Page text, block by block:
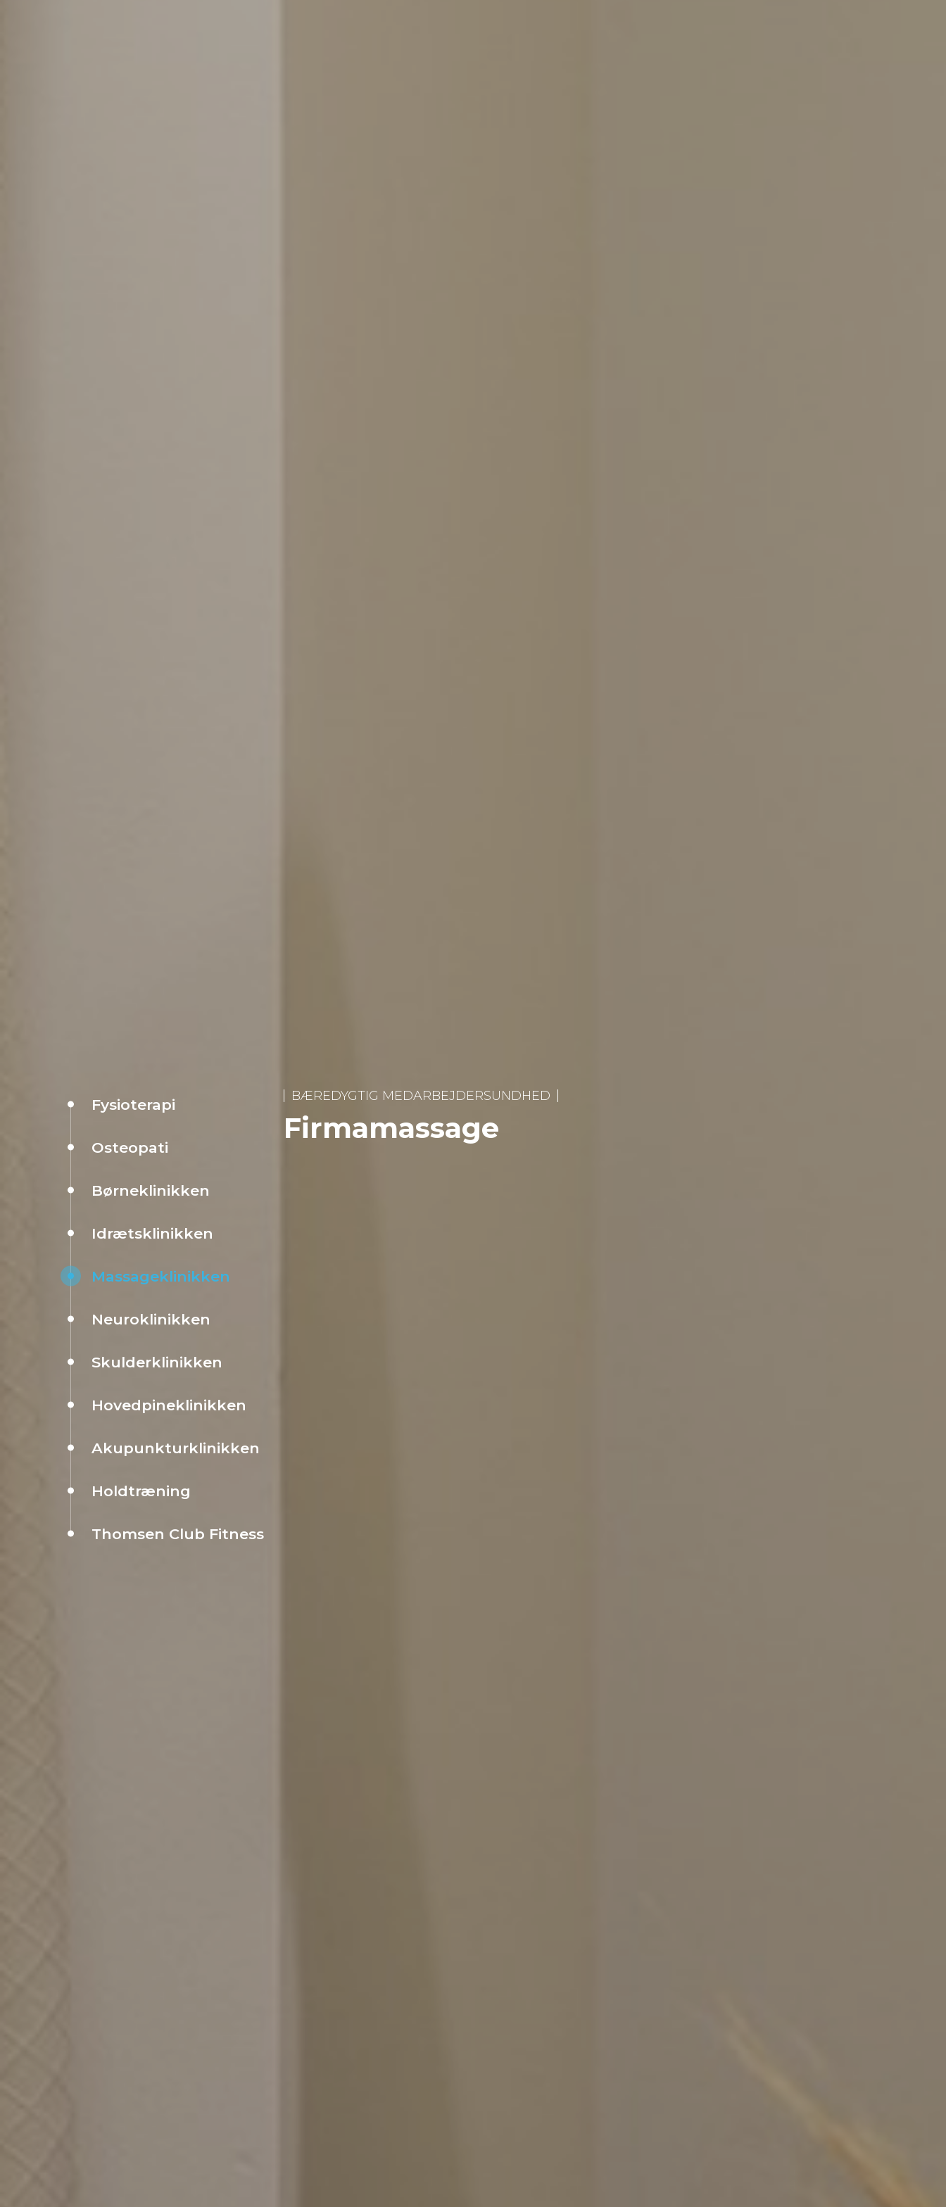
Fysioterapi
Osteopati
Børneklinikken
Idrætsklinikken
Massageklinikken
Neuroklinikken
Skulderklinikken
Hovedpineklinikken
Akupunkturklinikken
Holdtræning
Thomsen Club Fitness
BÆREDYGTIG MEDARBEJDERSUNDHED
Firmamassage